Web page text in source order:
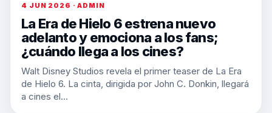
4 JUN 2026 · ADMIN
La Era de Hielo 6 estrena nuevo
adelanto y emociona a los fans;
¿cuándo llega a los cines?
Walt Disney Studios revela el primer teaser de La Era
de Hielo 6. La cinta, dirigida por John C. Donkin, llegará
a cines el…